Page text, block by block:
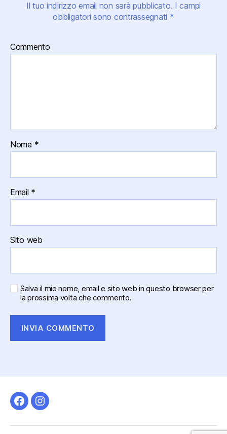
Il tuo indirizzo email non sarà pubblicato. I campi
obbligatori sono contrassegnati *
Commento
Nome *
Email *
Sito web
Salva il mio nome, email e sito web in questo browser per
la prossima volta che commento.